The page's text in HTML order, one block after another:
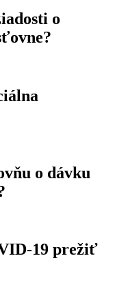
o
o dávku
19 prežiť